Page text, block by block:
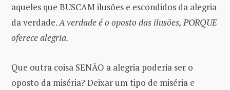
aqueles que BUSCAM ilusões e escondidos da alegria
da verdade.A verdade é o oposto das ilusões, PORQUE
oferece alegria.
Que outra coisa SENÃO a alegria poderia ser o
oposto da miséria? Deixar um tipo de miséria e